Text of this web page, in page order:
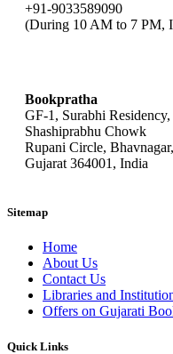
+91-9033589090
(During 10 AM to 7 PM,
Bookpratha
GF-1, Surabhi Residency,
Shashiprabhu Chowk
Rupani Circle, Bhavnagar,
Gujarat 364001, India
Sitemap
Home
About Us
Contact Us
Libraries and
Offers on Gujarati
Quick Links